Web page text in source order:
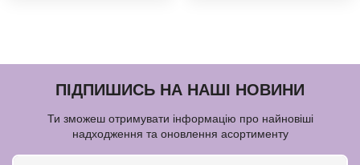
ПІДПИШИСЬ НА НАШІ НОВИНИ
Ти зможеш отримувати інформацію про найновіші
надходження та оновлення асортименту